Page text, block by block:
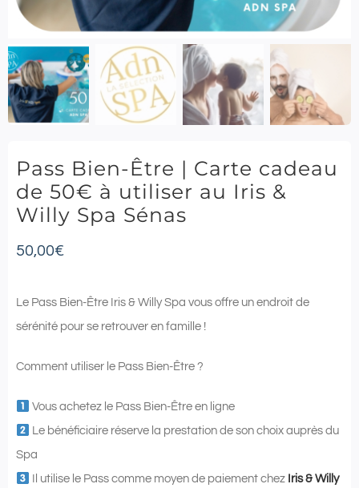
Pass Bien-Être | Carte cadeau
de 50€ à utiliser au Iris &
Willy Spa Sénas
50,00€
Le Pass Bien-Être Iris & Willy Spa vous offre un endroit de
sérénité pour se retrouver en famille !
Comment utiliser le Pass Bien-Être ?
Vous achetez le Pass Bien-Être en ligne
Le bénéficiaire réserve la prestation de son choix auprès du
Spa
Il utilise le Pass comme moyen de paiement chez Iris & Willy